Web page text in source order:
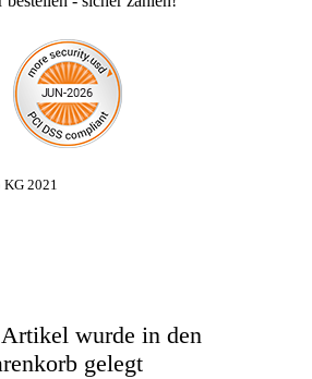
KG 2021
wurde in den
gelegt